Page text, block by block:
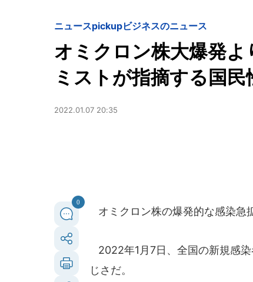
ニュースpickupビジネスのニュース
オミクロン株大爆発
ミストが指摘する国
2022.01.07 20:35
0
オミクロン株の爆発的な感染急
2022年1月7日、全国の新規感
じさだ。